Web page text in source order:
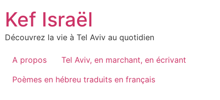
content
Kef Israël
Découvrez la vie à Tel Aviv au quotidien
A propos
Tel Aviv, en marchant, en écrivant
Poèmes en hébreu traduits en français